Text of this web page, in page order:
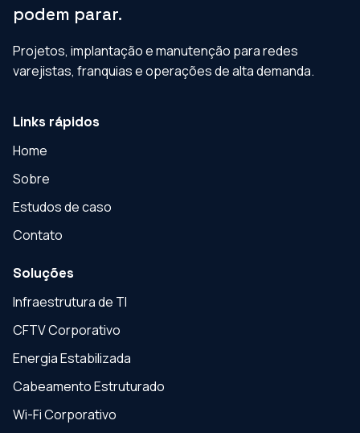
podem parar.
Projetos, implantação e manutenção para redes
varejistas, franquias e operações de alta demanda.
Links rápidos
Home
Sobre
Estudos de caso
Contato
Soluções
Infraestrutura de TI
CFTV Corporativo
Energia Estabilizada
Cabeamento Estruturado
Wi-Fi Corporativo